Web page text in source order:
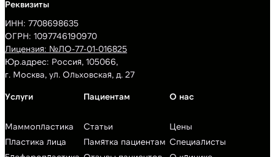
ИНН: 7708698635
ОГРН: 1097746190970
Лицензия: №ЛО-77-01-016825
Юр.адрес: Россия, 105066,
г. Москва, ул. Ольховская, д. 27
Маммопластика
Пластика лица
Статьи
Памятка пациентам
Цены
Специалисты